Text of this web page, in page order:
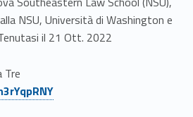
NSU, Università di Washington e
il 21 Ott. 2022
Tre